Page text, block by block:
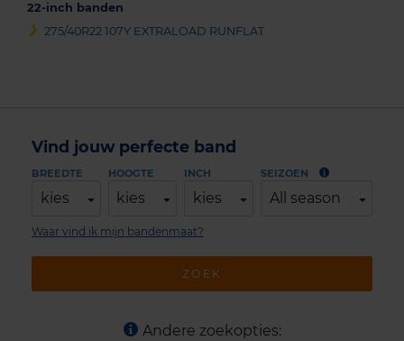
22-inch banden
275/40R22 107Y EXTRALOAD RUNFLAT
Vind jouw perfecte band
BREEDTE
kies
HOOGTE
kies
INCH
kies
SEIZOEN
All season
ZOEK
Waar vind ik mijn bandenmaat?
Andere zoekopties: